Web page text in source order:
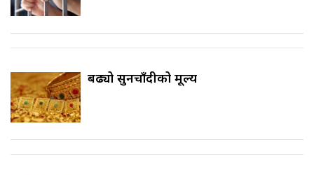
बढ्यो सुनचाँदीको मूल्य